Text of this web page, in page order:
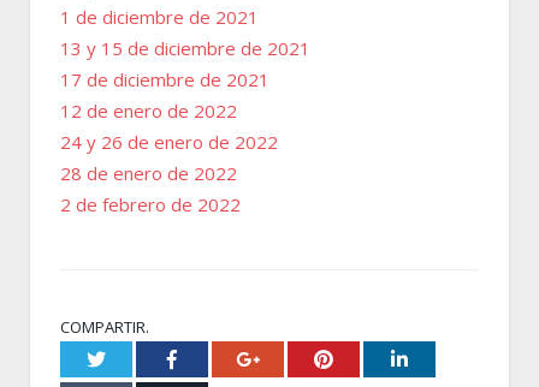
1 de diciembre de 2021
13 y 15 de diciembre de 2021
17 de diciembre de 2021
12 de enero de 2022
24 y 26 de enero de 2022
28 de enero de 2022
2 de febrero de 2022
COMPARTIR.
Twitter Facebook Google+ Pinterest LinkedIn